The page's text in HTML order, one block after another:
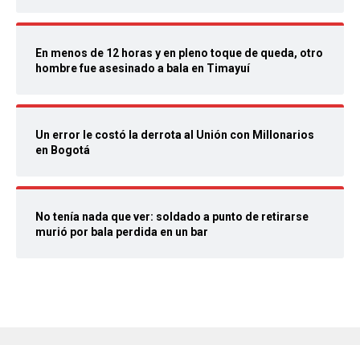
En menos de 12 horas y en pleno toque de queda, otro
hombre fue asesinado a bala en Timayuí
Un error le costó la derrota al Unión con Millonarios
en Bogotá
No tenía nada que ver: soldado a punto de retirarse
murió por bala perdida en un bar